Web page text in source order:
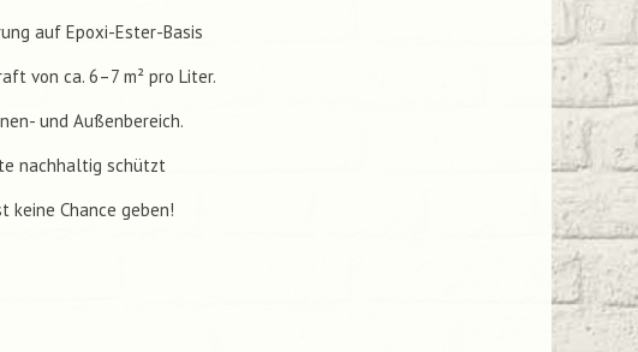
auf Epoxi-Ester-Basis
von ca. 6–7 m² pro Liter.
und Außenbereich.
nachhaltig schützt
keine Chance geben!